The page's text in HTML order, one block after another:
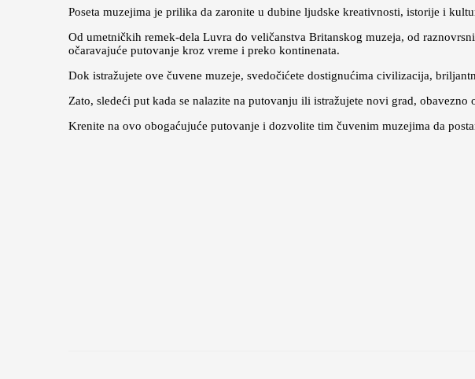
Poseta muzejima je prilika da zaronite u dubine ljudske kreativnosti, istorije i
Od umetničkih remek-dela Luvra do veličanstva Britanskog muzeja, od
očaravajuće putovanje kroz vreme i preko kontinenata.
Dok istražujete ove čuvene muzeje, svedočićete dostignućima civilizacija,
Zato, sledeći put kada se nalazite na putovanju ili istražujete novi grad,
Krenite na ovo obogaćujuće putovanje i dozvolite tim čuvenim muzejima da